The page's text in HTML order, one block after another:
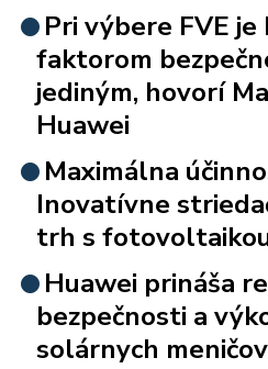
Pri výbere FVE je
faktorom
jediným, hovorí
Huawei
Maximálna
Inovatívne
trh s
Huawei prináša
bezpečnosti a
solárnych meničov